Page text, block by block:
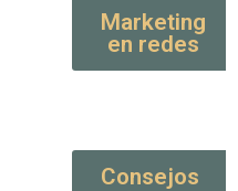
Marketing
en redes
Consejos